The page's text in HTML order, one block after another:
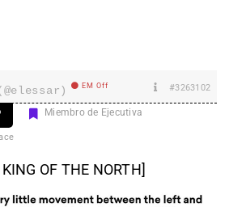
EM Off #3263102
Miembro de Ejecutiva
OF THE NORTH]